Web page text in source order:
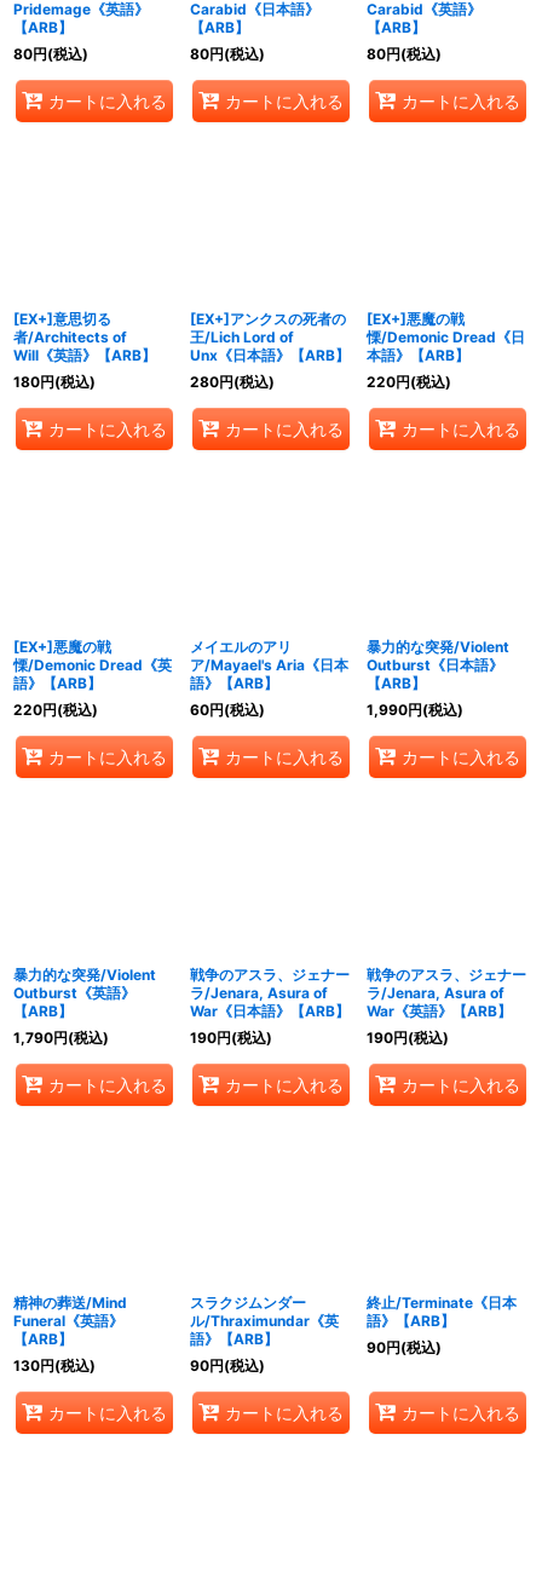
Pridemage《英語》
【ARB】
80円(税込)
カートに入れる
Carabid《日本語》
【ARB】
80円(税込)
カートに入れる
Carabid《英語》
【ARB】
80円(税込)
カートに入れる
[EX+]意思切る
者/Architects of
Will《英語》【ARB】
180円(税込)
カートに入れる
[EX+]アンクスの死者の
王/Lich Lord of
Unx《日本語》【ARB】
280円(税込)
カートに入れる
[EX+]悪魔の戦
慄/Demonic Dread《日
本語》【ARB】
220円(税込)
カートに入れる
[EX+]悪魔の戦
慄/Demonic Dread《英
語》【ARB】
220円(税込)
カートに入れる
メイエルのアリ
ア/Mayael's Aria《日本
語》【ARB】
60円(税込)
カートに入れる
暴力的な突発/Violent
Outburst《日本語》
【ARB】
1,990円(税込)
カートに入れる
暴力的な突発/Violent
Outburst《英語》
【ARB】
1,790円(税込)
カートに入れる
戦争のアスラ、ジェナー
ラ/Jenara, Asura of
War《日本語》【ARB】
190円(税込)
カートに入れる
戦争のアスラ、ジェナー
ラ/Jenara, Asura of
War《英語》【ARB】
190円(税込)
カートに入れる
精神の葬送/Mind
Funeral《英語》
【ARB】
130円(税込)
カートに入れる
スラクジムンダー
ル/Thraximundar《英
語》【ARB】
90円(税込)
カートに入れる
終止/Terminate《日本
語》【ARB】
90円(税込)
カートに入れる